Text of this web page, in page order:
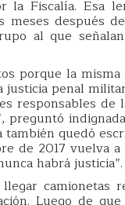
Fiscalía. Esa
meses después
al que
porque la
justicia penal
responsables de
preguntó
quedó
de 2017 vuelva
habrá justicia”.
camionetas